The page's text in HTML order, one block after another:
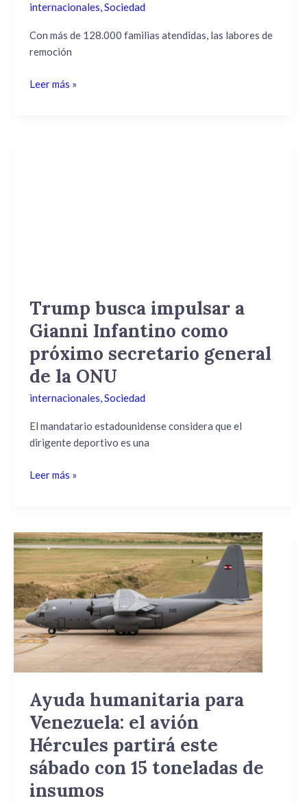
internacionales,Sociedad
Con más de 128.000 familias atendidas, las labores de
remoción
país
enfrenta
una
reconstrucción
Leer más »
Trump busca impulsar a
Gianni Infantino como
próximo secretario general
de la ONU
internacionales,Sociedad
El mandatario estadounidense considera que el
dirigente deportivo es una
de
la
Leer más »
Ayuda humanitaria para
Venezuela: el avión
Hércules partirá este
sábado con 15 toneladas de
insumos
Ayuda
humanitaria
para
Venezuela:
el
avión
Hércules
partirá
este
con
15
toneladas
de
insumos